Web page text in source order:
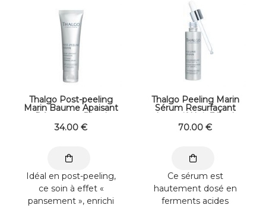
Thalgo Post-peeling
Marin Baume Apaisant
Réparateur 50 ml
34.00 €
Idéal en post-peeling,
ce soin à effet «
pansement », enrichi
Thalgo Peeling Marin
Sérum Resurfaçant
Intensif Nuit 30 ml
70.00 €
Ce sérum est
hautement dosé en
ferments acides